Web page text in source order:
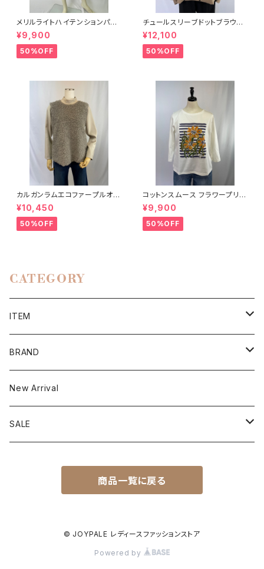
メリルライトハイテンションパン
ツ BEATRICE
¥9,900
50%OFF
チュールスリーブドットブラウス
Lallia Mu
¥12,100
50%OFF
カルガンラムエコファープルオー
バー C+
¥10,450
50%OFF
コットンスムース フラワープリン
トプルオーバージャージ sutse
so スチェッソ
¥9,900
50%OFF
CATEGORY
ITEM
Tops
Cutsew
Sweater
Onepiece
Outer
Accessories
BRAND
BEATRICE
BRAHMIN
New Arrival
SALE
商品一覧に戻る
© JOYPALE レディースファッションストア
Powered by